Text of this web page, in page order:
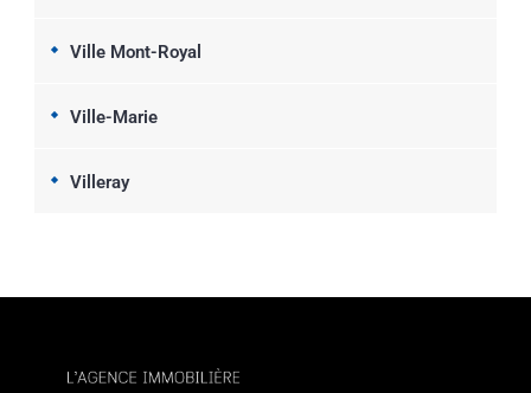
Ville Mont-Royal
Ville-Marie
Villeray